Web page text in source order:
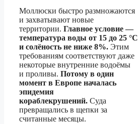
Моллюски быстро размножаются
и захватывают новые
территории. Главное условие —
температура воды от 15 до 25 °С
и солёность не ниже 8%. Этим
требованиям соответствуют даже
некоторые внутренние водоёмы
и проливы. Потому в один
момент в Европе началась
эпидемия
кораблекрушений. Суда
превращались в щепки за
считанные месяцы.